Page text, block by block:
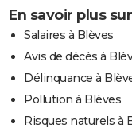
En savoir plus
Salaires à Blèves
Avis de décès à
Délinquance à
Pollution à Blèves
Risques naturels à